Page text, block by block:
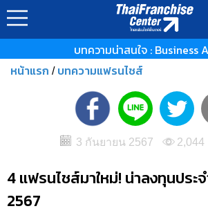
บทความน่าสนใจ : Business
หน้าแรก / บทความแฟรนไชส์
3 กันยายน 2567 2,044
4 แฟรนไชส์มาใหม่! น่าลงทุนประ
2567